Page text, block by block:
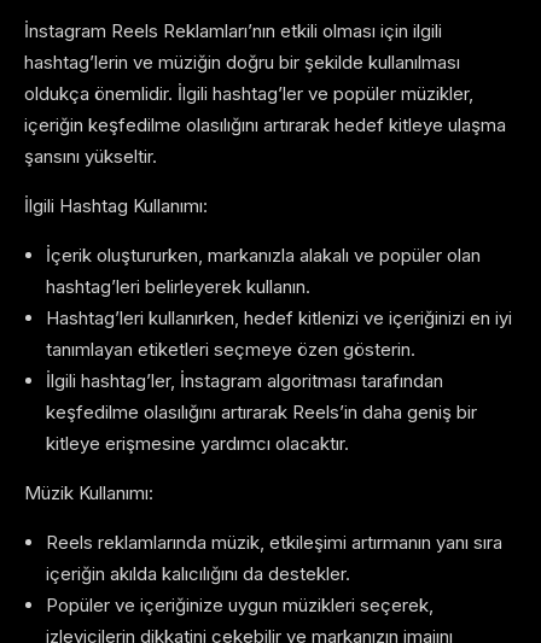
İnstagram Reels Reklamları’nın etkili olması için ilgili
hashtag’lerin ve müziğin doğru bir şekilde kullanılması
oldukça önemlidir. İlgili hashtag’ler ve popüler müzikler,
içeriğin keşfedilme olasılığını artırarak hedef kitleye ulaşma
şansını yükseltir.
İlgili Hashtag Kullanımı:
İçerik oluştururken, markanızla alakalı ve popüler olan
hashtag’leri belirleyerek kullanın.
Hashtag’leri kullanırken, hedef kitlenizi ve içeriğinizi en iyi
tanımlayan etiketleri seçmeye özen gösterin.
İlgili hashtag’ler, İnstagram algoritması tarafından
keşfedilme olasılığını artırarak Reels’in daha geniş bir
kitleye erişmesine yardımcı olacaktır.
Müzik Kullanımı:
Reels reklamlarında müzik, etkileşimi artırmanın yanı sıra
içeriğin akılda kalıcılığını da destekler.
Popüler ve içeriğinize uygun müzikleri seçerek,
izleyicilerin dikkatini çekebilir ve markanızın imajını